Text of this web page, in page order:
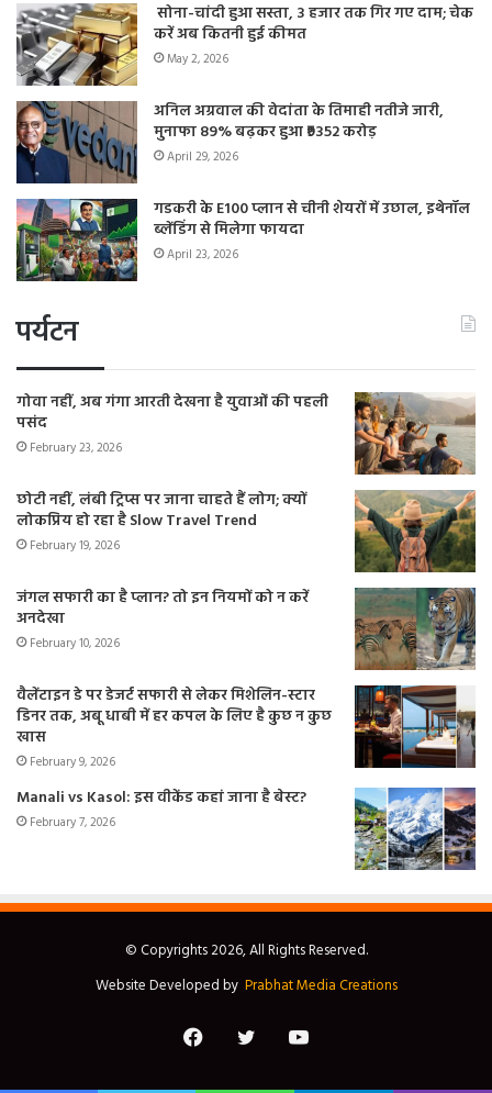
सोना-चांदी हुआ सस्ता, 3 हजार तक गिर गए दाम; चेक
करें अब कितनी हुई कीमत
May 2, 2026
अनिल अग्रवाल की वेदांता के तिमाही नतीजे जारी,
मुनाफा 89% बढ़कर हुआ ₹9352 करोड़
April 29, 2026
गडकरी के E100 प्लान से चीनी शेयरों में उछाल, इथेनॉल
ब्लेंडिंग से मिलेगा फायदा
April 23, 2026
पर्यटन
गोवा नहीं, अब गंगा आरती देखना है युवाओं की पहली
पसंद
February 23, 2026
छोटी नहीं, लंबी ट्रिप्स पर जाना चाहते हैं लोग; क्यों
लोकप्रिय हो रहा है Slow Travel Trend
February 19, 2026
जंगल सफारी का है प्लान? तो इन नियमों को न करें
अनदेखा
February 10, 2026
वैलेंटाइन डे पर डेजर्ट सफारी से लेकर मिशेलिन-स्टार
डिनर तक, अबू धाबी में हर कपल के लिए है कुछ न कुछ
खास
February 9, 2026
Manali vs Kasol: इस वीकेंड कहां जाना है बेस्ट?
February 7, 2026
© Copyrights 2026, All Rights Reserved.
Website Developed by Prabhat Media Creations
FacebookTwitterYouTube